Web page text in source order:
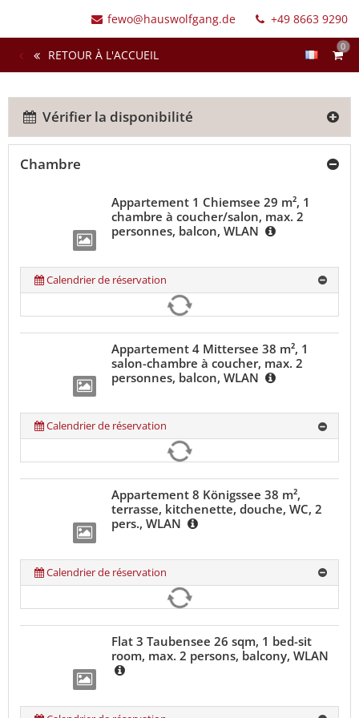
fewo@hauswolfgang.de +49 8663 9290
0
RETOUR À L'ACCUEIL
Vérifier la disponibilité
Chambre
Appartement 1 Chiemsee 29 m², 1
chambre à coucher/salon, max. 2
personnes, balcon, WLAN
Calendrier de réservation
Appartement 4 Mittersee 38 m², 1
salon-chambre à coucher, max. 2
personnes, balcon, WLAN
Calendrier de réservation
Appartement 8 Königssee 38 m²,
terrasse, kitchenette, douche, WC, 2
pers., WLAN
Calendrier de réservation
Flat 3 Taubensee 26 sqm, 1 bed-sit
room, max. 2 persons, balcony, WLAN